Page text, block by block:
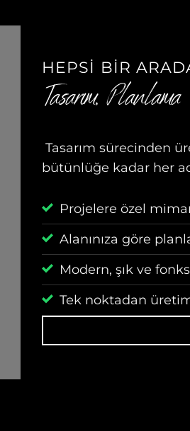
HEPSI BIR
Tasarım,
Tasarım sürecinden
bütünlüğe kadar her
Projelere özel
Alanınıza göre
Modern, şık ve
Tek noktadan